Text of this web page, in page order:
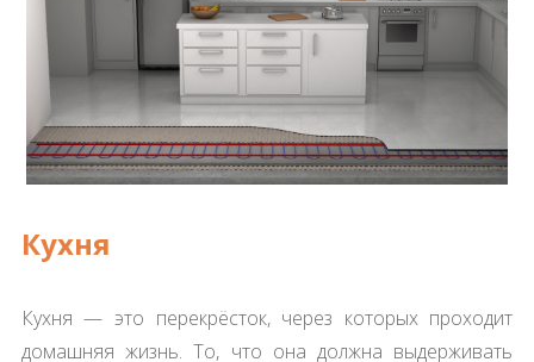
Кухня
Кухня — это перекрёсток, через которых проходит
домашняя жизнь. То, что она должна выдерживать